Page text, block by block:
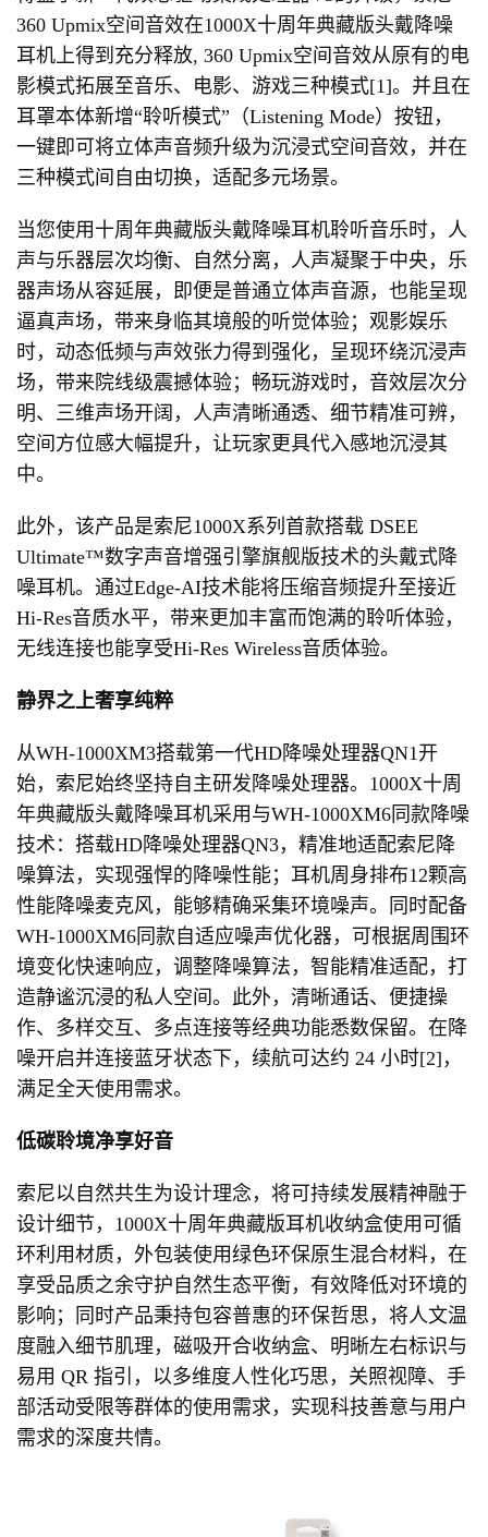
360 Upmix空间音效在1000X十周年典藏版头戴降噪
耳机上得到充分释放, 360 Upmix空间音效从原有的电
影模式拓展至音乐、电影、游戏三种模式[1]。并且在
耳罩本体新增“聆听模式”（Listening Mode）按钮，
一键即可将立体声音频升级为沉浸式空间音效，并在
三种模式间自由切换，适配多元场景。
当您使用十周年典藏版头戴降噪耳机聆听音乐时，人
声与乐器层次均衡、自然分离，人声凝聚于中央，乐
器声场从容延展，即便是普通立体声音源，也能呈现
逼真声场，带来身临其境般的听觉体验；观影娱乐
时，动态低频与声效张力得到强化，呈现环绕沉浸声
场，带来院线级震撼体验；畅玩游戏时，音效层次分
明、三维声场开阔，人声清晰通透、细节精准可辨，
空间方位感大幅提升，让玩家更具代入感地沉浸其
中。
此外，该产品是索尼1000X系列首款搭载 DSEE
Ultimate™数字声音增强引擎旗舰版技术的头戴式降
噪耳机。通过Edge-AI技术能将压缩音频提升至接近
Hi-Res音质水平，带来更加丰富而饱满的聆听体验，
无线连接也能享受Hi-Res Wireless音质体验。
静界之上奢享纯粹
从WH-1000XM3搭载第一代HD降噪处理器QN1开
始，索尼始终坚持自主研发降噪处理器。1000X十周
年典藏版头戴降噪耳机采用与WH-1000XM6同款降噪
技术：搭载HD降噪处理器QN3，精准地适配索尼降
噪算法，实现强悍的降噪性能；耳机周身排布12颗高
性能降噪麦克风，能够精确采集环境噪声。同时配备
WH-1000XM6同款自适应噪声优化器，可根据周围环
境变化快速响应，调整降噪算法，智能精准适配，打
造静谧沉浸的私人空间。此外，清晰通话、便捷操
作、多样交互、多点连接等经典功能悉数保留。在降
噪开启并连接蓝牙状态下，续航可达约 24 小时[2]，
满足全天使用需求。
低碳聆境净享好音
索尼以自然共生为设计理念，将可持续发展精神融于
设计细节，1000X十周年典藏版耳机收纳盒使用可循
环利用材质，外包装使用绿色环保原生混合材料，在
享受品质之余守护自然生态平衡，有效降低对环境的
影响；同时产品秉持包容普惠的环保哲思，将人文温
度融入细节肌理，磁吸开合收纳盒、明晰左右标识与
易用 QR 指引，以多维度人性化巧思，关照视障、手
部活动受限等群体的使用需求，实现科技善意与用户
需求的深度共情。